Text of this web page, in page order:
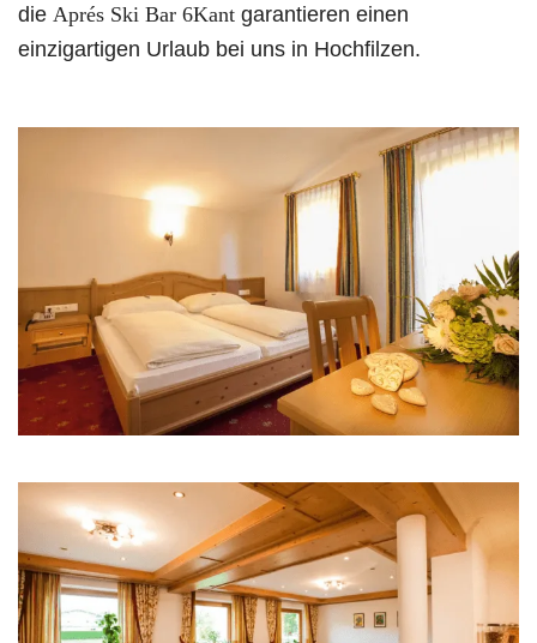
die Aprés Ski Bar 6Kant garantieren einen
einzigartigen Urlaub bei uns in Hochfilzen.